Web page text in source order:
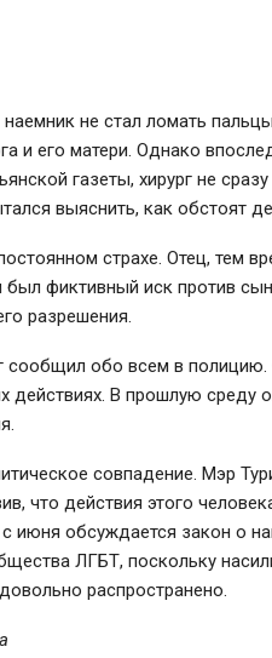
не стал ломать
и его матери. Однако
газеты, хирург не
выяснить, как обстоят
страхе. Отец, тем
был фиктивный иск против
разрешения.
сообщил обо всем в
действиях. В прошлую среду
совпадение. Мэр
что действия этого
июня обсуждается закон о
ЛГБТ, поскольку
распространено.